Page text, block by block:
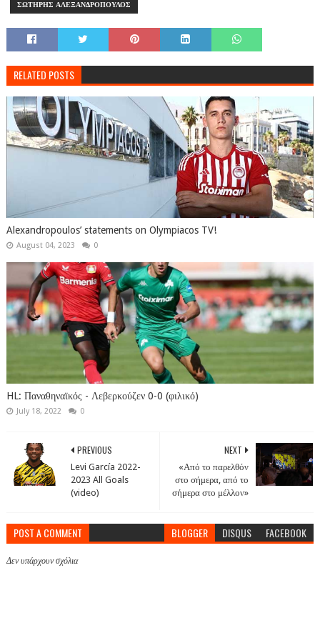
ΣΩΤΗΡΗΣ ΑΛΕΞΑΝΔΡΟΠΟΥΛΟΣ
RELATED POSTS
Alexandropoulos’ statements on Olympiacos TV!
August 04, 2023 0
HL: Παναθηναϊκός - Λεβερκούζεν 0-0 (φιλικό)
July 18, 2022 0
NEXT
«Από το παρελθόν
στο σήμερα, από το
σήμερα στο μέλλον»
PREVIOUS
Levi García 2022-
2023 All Goals
(video)
POST A COMMENT BLOGGER DISQUS FACEBOOK
Δεν υπάρχουν σχόλια